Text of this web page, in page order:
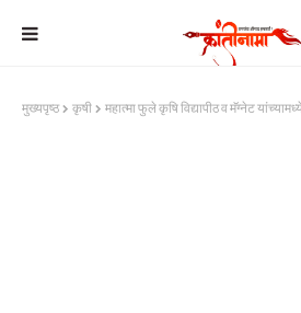
मुख्यपृष्ठ कृषी महात्मा फुले कृषि विद्यापीठ व मॅग्नेट